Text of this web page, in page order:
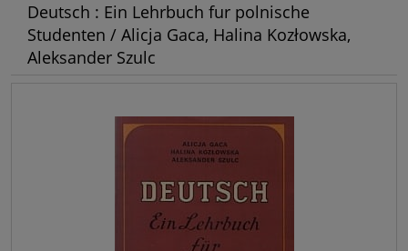
Deutsch : Ein Lehrbuch fur polnische
Studenten / Alicja Gaca, Halina Kozłowska,
Aleksander Szulc